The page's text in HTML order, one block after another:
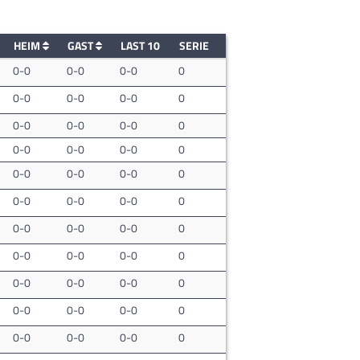
HEIM GAST LAST 10
SERIE
0-0 0-0 0-0
0
0-0 0-0 0-0
0
0-0 0-0 0-0
0
0-0 0-0 0-0
0
0-0 0-0 0-0
0
0-0 0-0 0-0
0
0-0 0-0 0-0
0
0-0 0-0 0-0
0
0-0 0-0 0-0
0
0-0 0-0 0-0
0
0-0 0-0 0-0
0